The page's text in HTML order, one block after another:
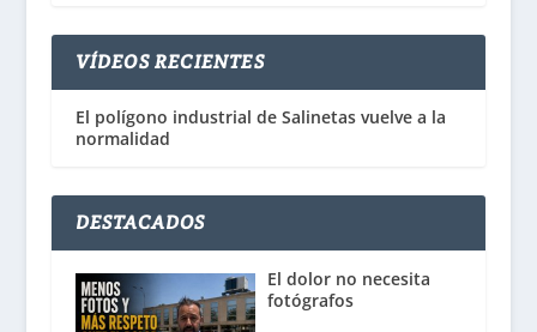
VÍDEOS RECIENTES
El polígono industrial de Salinetas vuelve a la
normalidad
DESTACADOS
El dolor no necesita
fotógrafos